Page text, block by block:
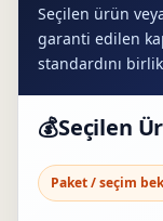
Seçilen ürün
garanti edilen
standardını
💰Seçilen
Paket / seçim